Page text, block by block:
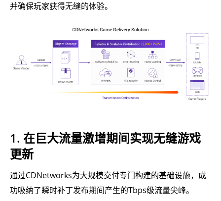
并确保玩家获得无缝的体验。
1. 在巨大流量激增期间实现无缝游戏
更新
通过CDNetworks为大规模交付专门构建的基础设施，成
功吸纳了瞬时补丁发布期间产生的Tbps级流量尖峰。